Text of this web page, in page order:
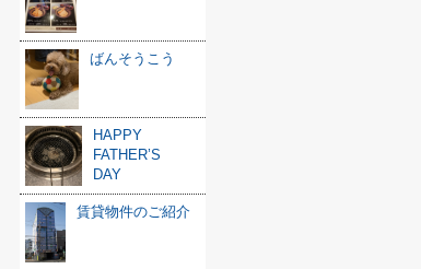
ばんそうこう
HAPPY
FATHER’S
DAY
賃貸物件のご紹介